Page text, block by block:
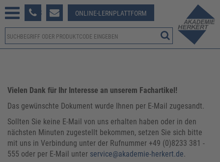
381-123 ONLINE-LERNPLATTFORM
Vielen Dank für Ihr Interesse an unserem Fachartikel!
Das gewünschte Dokument wurde Ihnen per E-Mail zugesandt.
Sollten Sie keine E-Mail von uns erhalten haben oder in den
nächsten Minuten zugestellt bekommen, setzen Sie sich bitte
mit uns in Verbindung unter der Rufnummer +49 (0)8233 381 -
555 oder per E-Mail unter service@akademie-herkert.de.